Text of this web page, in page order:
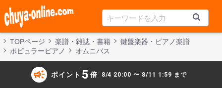
TOPページ 楽譜・雑誌・書籍
鍵盤楽器・ピアノ楽譜
ポピュラーピアノ
オムニバス
campaign ポイント 5 倍 8/4 20:00 〜 8/11 1:59 まで